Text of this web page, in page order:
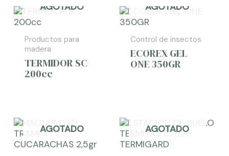
AGOTADO
Productos para
madera
TERMIDOR SC
200cc
AGOTADO
Control de insectos
ECOREX GEL
ONE 350GR
AGOTADO AGOTADO